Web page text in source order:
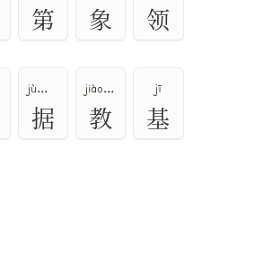
第 象 领
jù、jū
据
jiào、jiāo
教
jī
基